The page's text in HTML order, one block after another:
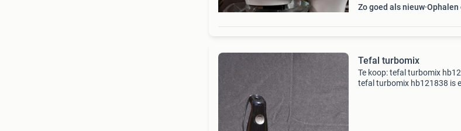
Zo goed als nieuw Ophalen
Tefal turbomix
Te koop: tefal turbomix
tefal turbomix hb121838 is